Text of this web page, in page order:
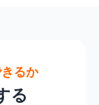
るか
る